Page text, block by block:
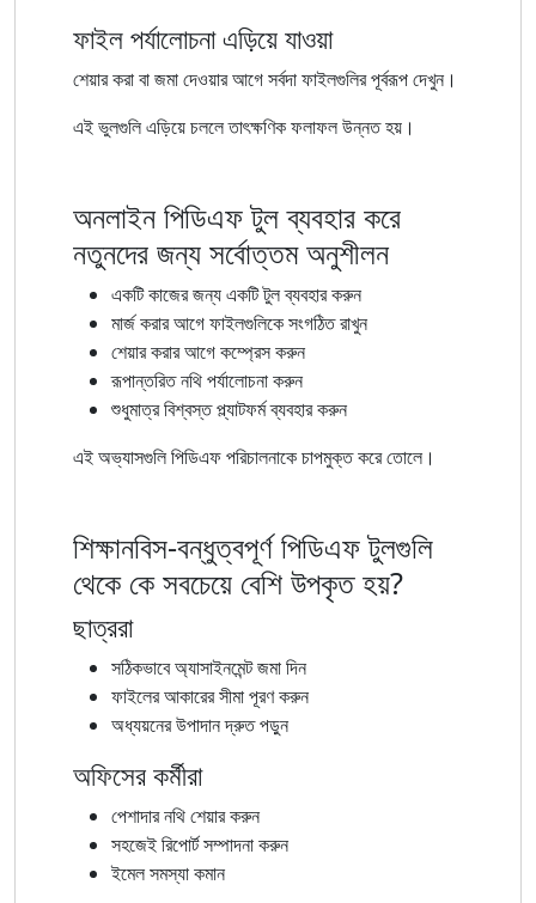
ফাইল পর্যালোচনা এড়িয়ে যাওয়া
শেয়ার করা বা জমা দেওয়ার আগে সর্বদা ফাইলগুলির পূর্বরূপ দেখুন।
এই ভুলগুলি এড়িয়ে চললে তাৎক্ষণিক ফলাফল উন্নত হয়।
অনলাইন পিডিএফ টুল ব্যবহার করে
নতুনদের জন্য সর্বোত্তম অনুশীলন
একটি কাজের জন্য একটি টুল ব্যবহার করুন
মার্জ করার আগে ফাইলগুলিকে সংগঠিত রাখুন
শেয়ার করার আগে কম্প্রেস করুন
রূপান্তরিত নথি পর্যালোচনা করুন
শুধুমাত্র বিশ্বস্ত প্ল্যাটফর্ম ব্যবহার করুন
এই অভ্যাসগুলি পিডিএফ পরিচালনাকে চাপমুক্ত করে তোলে।
শিক্ষানবিস-বন্ধুত্বপূর্ণ পিডিএফ টুলগুলি
থেকে কে সবচেয়ে বেশি উপকৃত হয়?
ছাত্ররা
সঠিকভাবে অ্যাসাইনমেন্ট জমা দিন
ফাইলের আকারের সীমা পূরণ করুন
অধ্যয়নের উপাদান দ্রুত পড়ুন
অফিসের কর্মীরা
পেশাদার নথি শেয়ার করুন
সহজেই রিপোর্ট সম্পাদনা করুন
ইমেল সমস্যা কমান